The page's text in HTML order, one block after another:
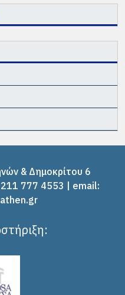
& Δημοκρίτου 6
777 4553 | email: